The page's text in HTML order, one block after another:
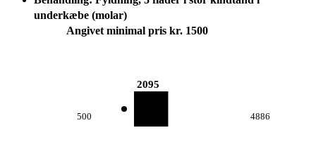
underkæbe (molar)
Angivet minimal pris kr. 1500
500
2095
4886